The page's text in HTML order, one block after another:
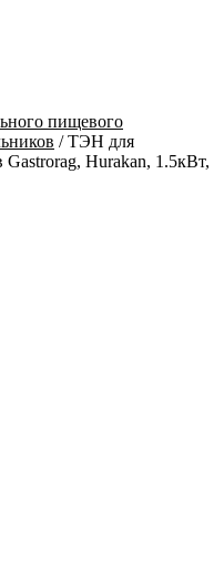
пищевого
/ТЭН для
Hurakan, 1.5кВт,